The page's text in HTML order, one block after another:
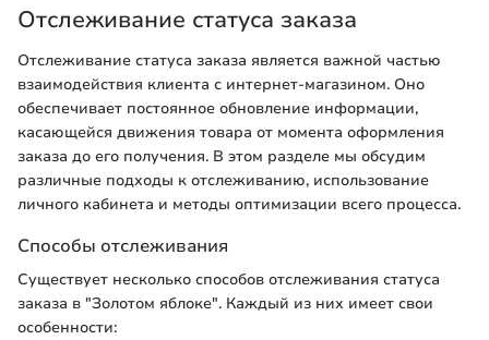
Отслеживание статуса заказа
Отслеживание статуса заказа является важной частью
взаимодействия клиента с интернет-магазином. Оно
обеспечивает постоянное обновление информации,
касающейся движения товара от момента оформления
заказа до его получения. В этом разделе мы обсудим
различные подходы к отслеживанию, использование
личного кабинета и методы оптимизации всего процесса.
Способы отслеживания
Существует несколько способов отслеживания статуса
заказа в "Золотом яблоке". Каждый из них имеет свои
особенности: